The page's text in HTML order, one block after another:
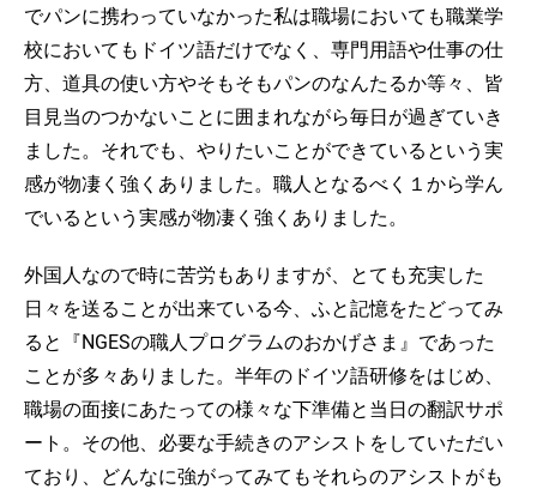
でパンに携わっていなかった私は職場においても職業学
校においてもドイツ語だけでなく、専門用語や仕事の仕
方、道具の使い方やそもそもパンのなんたるか等々、皆
目見当のつかないことに囲まれながら毎日が過ぎていき
ました。それでも、やりたいことができているという実
感が物凄く強くありました。職人となるべく１から学ん
でいるという実感が物凄く強くありました。
外国人なので時に苦労もありますが、とても充実した
日々を送ることが出来ている今、ふと記憶をたどってみ
ると『NGESの職人プログラムのおかげさま』であった
ことが多々ありました。半年のドイツ語研修をはじめ、
職場の面接にあたっての様々な下準備と当日の翻訳サポ
ート。その他、必要な手続きのアシストをしていただい
ており、どんなに強がってみてもそれらのアシストがも